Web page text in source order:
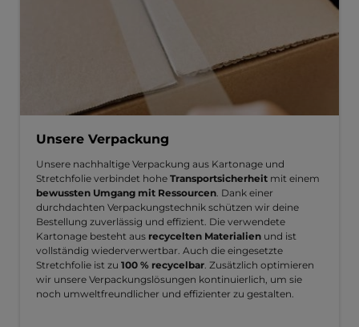
Unsere Verpackung
Unsere nachhaltige Verpackung aus Kartonage und
Stretchfolie verbindet hohe Transportsicherheit mit einem
bewussten Umgang mit Ressourcen . Dank einer
durchdachten Verpackungstechnik schützen wir deine
Bestellung zuverlässig und effizient. Die verwendete
Kartonage besteht aus recycelten Materialien und ist
vollständig wiederverwertbar. Auch die eingesetzte
Stretchfolie ist zu 100 % recycelbar . Zusätzlich optimieren
wir unsere Verpackungslösungen kontinuierlich, um sie
noch umweltfreundlicher und effizienter zu gestalten.